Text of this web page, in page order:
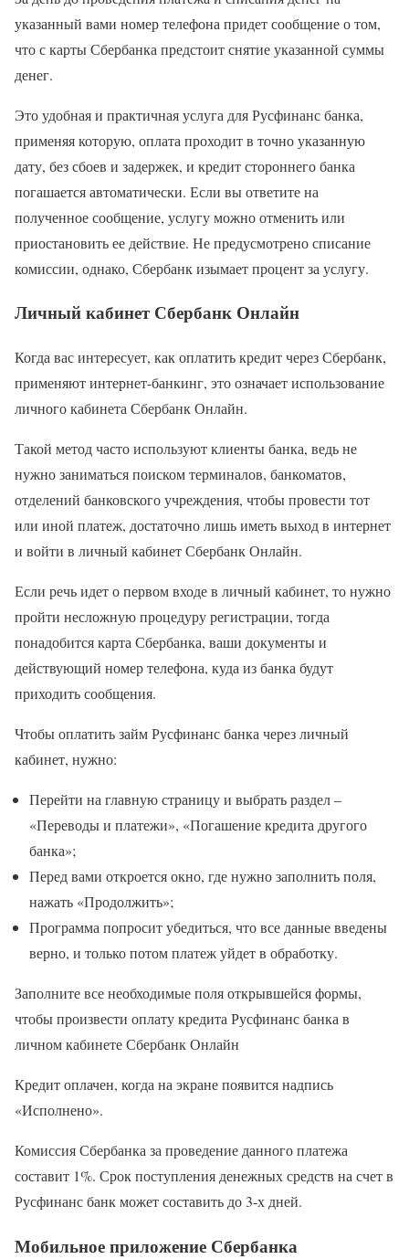
указанный вами номер телефона придет сообщение о том,
что с карты Сбербанка предстоит снятие указанной суммы
денег.
Это удобная и практичная услуга для Русфинанс банка,
применяя которую, оплата проходит в точно указанную
дату, без сбоев и задержек, и кредит стороннего банка
погашается автоматически. Если вы ответите на
полученное сообщение, услугу можно отменить или
приостановить ее действие. Не предусмотрено списание
комиссии, однако, Сбербанк изымает процент за услугу.
Личный кабинет Сбербанк Онлайн
Когда вас интересует, как оплатить кредит через Сбербанк,
применяют интернет-банкинг, это означает использование
личного кабинета Сбербанк Онлайн.
Такой метод часто используют клиенты банка, ведь не
нужно заниматься поиском терминалов, банкоматов,
отделений банковского учреждения, чтобы провести тот
или иной платеж, достаточно лишь иметь выход в интернет
и войти в личный кабинет Сбербанк Онлайн.
Если речь идет о первом входе в личный кабинет, то нужно
пройти несложную процедуру регистрации, тогда
понадобится карта Сбербанка, ваши документы и
действующий номер телефона, куда из банка будут
приходить сообщения.
Чтобы оплатить займ Русфинанс банка через личный
кабинет, нужно:
Перейти на главную страницу и выбрать раздел –
«Переводы и платежи», «Погашение кредита другого
банка»;
Перед вами откроется окно, где нужно заполнить поля,
нажать «Продолжить»;
Программа попросит убедиться, что все данные введены
верно, и только потом платеж уйдет в обработку.
Заполните все необходимые поля открывшейся формы,
чтобы произвести оплату кредита Русфинанс банка в
личном кабинете Сбербанк Онлайн
Кредит оплачен, когда на экране появится надпись
«Исполнено».
Комиссия Сбербанка за проведение данного платежа
составит 1%. Срок поступления денежных средств на счет в
Русфинанс банк может составить до 3-х дней.
Мобильное приложение Сбербанка